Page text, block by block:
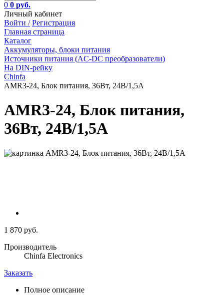
0 0 руб.
Личный кабинет
Войти / Регистрация
Главная страница
Каталог
Аккумуляторы, блоки питания
Источники питания (AC-DC преобразователи)
На DIN-рейку
Chinfa
AMR3-24, Блок питания, 36Вт, 24В/1,5А
AMR3-24, Блок питания,
36Вт, 24В/1,5А
1 870 руб.
Производитель
Chinfa Electronics
Заказать
Полное описание